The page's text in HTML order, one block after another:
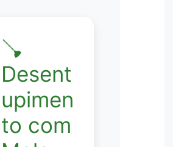
🪠
Desent
upimen
to com